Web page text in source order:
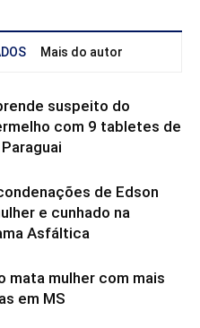
Mais do autor
suspeito do
com 9 tabletes de
de Edson
e cunhado na
Asfáltica
mata mulher com mais
em MS